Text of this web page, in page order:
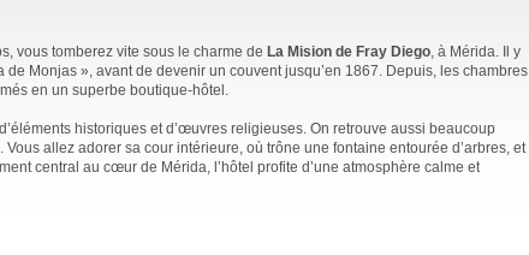
vous tomberez vite sous le charme de La Mision de Fray Diego, à Mérida. Il y
Monjas », avant de devenir un couvent jusqu’en 1867. Depuis, les chambres
en un superbe boutique-hôtel.
historiques et d’œuvres religieuses. On retrouve aussi beaucoup
allez adorer sa cour intérieure, où trône une fontaine entourée d’arbres, et
central au cœur de Mérida, l’hôtel profite d’une atmosphère calme et